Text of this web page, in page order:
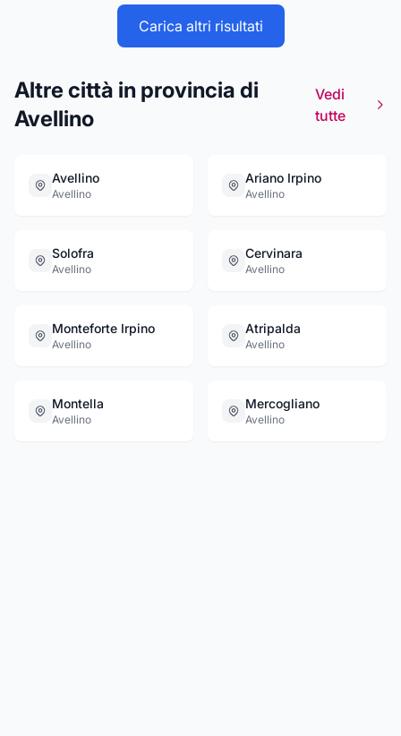
raggiungerci...Riserva orail tuo taolo! Ti
aspettiamo.Carica altri risultati
Altre città in provincia di
Avellino
Vedi
tutte
Avellino
Avellino
Ariano Irpino
Avellino
Solofra
Avellino
Cervinara
Avellino
Monteforte Irpino
Avellino
Atripalda
Avellino
Montella
Avellino
Mercogliano
Avellino